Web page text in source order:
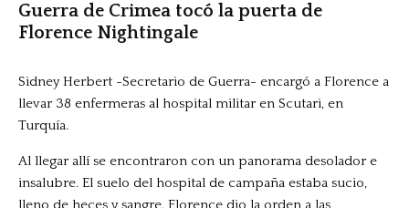
Guerra de Crimea tocó la puerta de
Florence Nightingale
Sidney Herbert -Secretario de Guerra- encargó a Florence a
llevar 38 enfermeras al hospital militar en Scutari, en
Turquía.
Al llegar allí se encontraron con un panorama desolador e
insalubre. El suelo del hospital de campaña estaba sucio,